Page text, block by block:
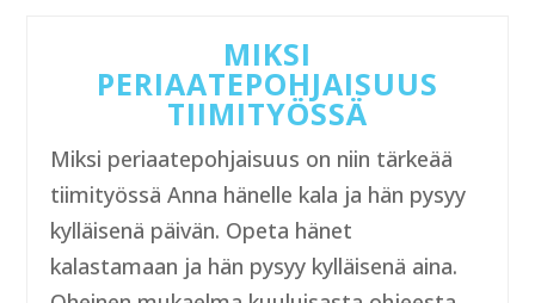
MIKSI
PERIAATEPOHJAISUUS
TIIMITYÖSSÄ
Miksi periaatepohjaisuus on niin tärkeää
tiimityössä Anna hänelle kala ja hän pysyy
kylläisenä päivän. Opeta hänet
kalastamaan ja hän pysyy kylläisenä aina.